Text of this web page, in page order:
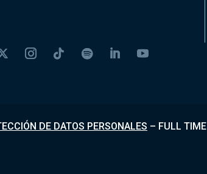
DE DATOS PERSONALES – FULL TIME